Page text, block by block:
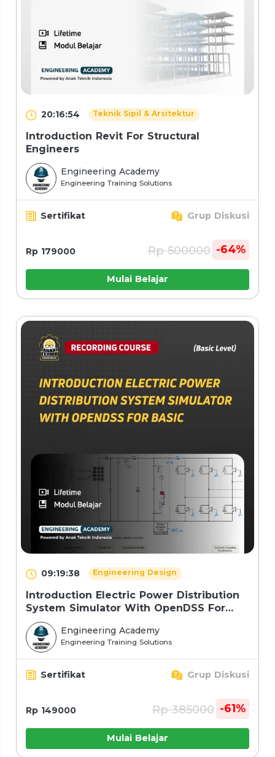
20:16:54 Teknik Sipil & Arsitektur
Introduction Revit For Structural
Engineers
Engineering Academy
Engineering Training Solutions
Sertifikat Grup Diskusi
Rp 179000 Rp 500000 -64%
Mulai Belajar
09:19:38 Engineering Design
Introduction Electric Power Distribution
System Simulator With OpenDSS For
Basic
Engineering Academy
Engineering Training Solutions
Sertifikat Grup Diskusi
Rp 149000 Rp 385000 -61%
Mulai Belajar